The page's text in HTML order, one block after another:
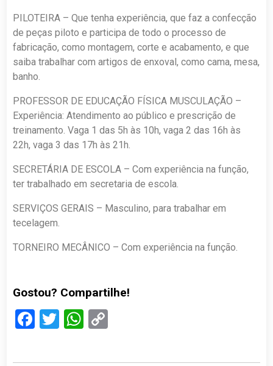
PILOTEIRA – Que tenha experiência, que faz a confecção
de peças piloto e participa de todo o processo de
fabricação, como montagem, corte e acabamento, e que
saiba trabalhar com artigos de enxoval, como cama, mesa,
banho.
PROFESSOR DE EDUCAÇÃO FÍSICA MUSCULAÇÃO –
Experiência: Atendimento ao público e prescrição de
treinamento. Vaga 1 das 5h às 10h, vaga 2 das 16h às
22h, vaga 3 das 17h às 21h.
SECRETÁRIA DE ESCOLA – Com experiência na função,
ter trabalhado em secretaria de escola.
SERVIÇOS GERAIS – Masculino, para trabalhar em
tecelagem.
TORNEIRO MECÂNICO – Com experiência na função.
Gostou? Compartilhe!
Facebook
TwitterWhatsApp